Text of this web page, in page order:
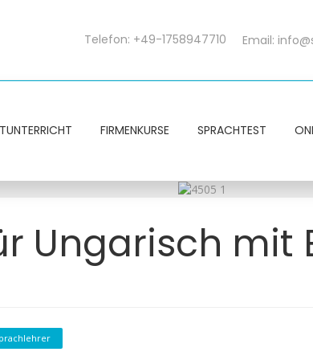
Telefon: +49-1758947710 Email:
FIRMENKURSE SPRACHTEST
Ungarisch mit